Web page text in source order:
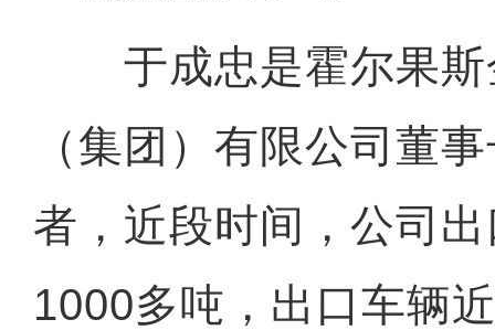
于成忠是霍尔果斯
（集团）有限公司董
者，近段时间，公司
1000多吨，出口车辆